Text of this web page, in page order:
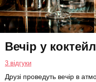
Вечір у
3 відгуки
Друзі проведуть вечір в